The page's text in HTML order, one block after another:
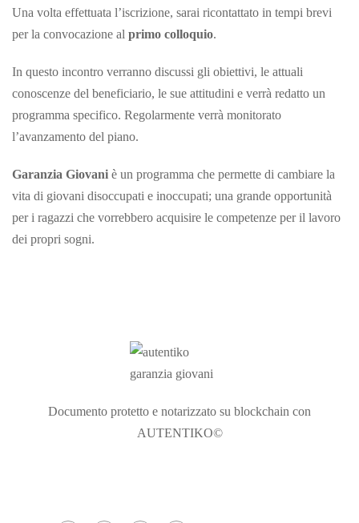
Una volta effettuata l’iscrizione, sarai ricontattato in tempi brevi
per la convocazione al primo colloquio.
In questo incontro verranno discussi gli obiettivi, le attuali
conoscenze del beneficiario, le sue attitudini e verrà redatto un
programma specifico. Regolarmente verrà monitorato
l’avanzamento del piano.
Garanzia Giovani è un programma che permette di cambiare la
vita di giovani disoccupati e inoccupati; una grande opportunità
per i ragazzi che vorrebbero acquisire le competenze per il lavoro
dei propri sogni.
Documento protetto e notarizzato su blockchain con
AUTENTIKO©